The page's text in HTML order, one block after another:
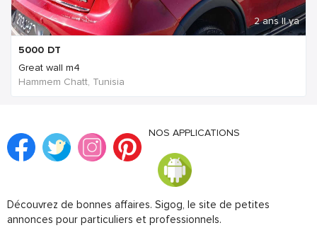
2 ans Il ya
5000 DT
Great wall m4
Hammem Chatt, Tunisia
NOS APPLICATIONS
Découvrez de bonnes affaires. Sigog, le site de petites
annonces pour particuliers et professionnels.